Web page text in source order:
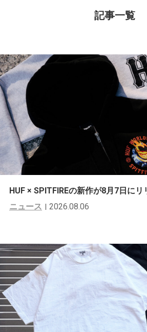
記事一覧
HUF × SPITFIREの新作が8月7日にリ
ニュース
2026.08.06